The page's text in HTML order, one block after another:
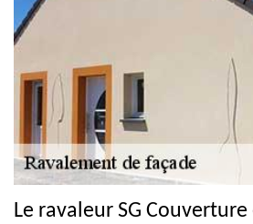
Le ravaleur SG